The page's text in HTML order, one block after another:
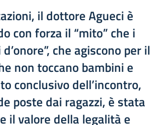
il dottore Agueci è
con forza il “mito” che i
che agiscono per il
non toccano bambini e
conclusivo dell’incontro,
poste dai ragazzi, è stata
il valore della legalità e